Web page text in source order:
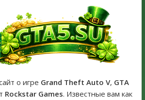
выйдет в GTA Online уже 14 июля
Games Social Club ошибка #1.500.7:
аккаунт и войти без проблем в 2026
в GTA Online по программе
обложка игры и Предзаказ Grand Theft
о игре Grand Theft Auto V, GTA
Rockstar Games. Известные вам как